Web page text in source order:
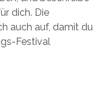
dich. Die
auch auf, damit du
Festival